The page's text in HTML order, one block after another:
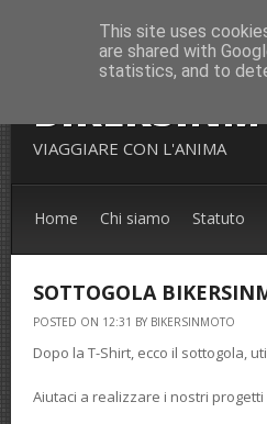
VIAGGIARE CON L'ANIMA
Home Chi siamo Statuto
SOTTOGOLA
POSTED ON 12:31 BY BIKERSINMOTO
Dopo la T-Shirt, ecco il sottogola,
Aiutaci a realizzare i nostri
This site uses
are shared with
statistics, and to